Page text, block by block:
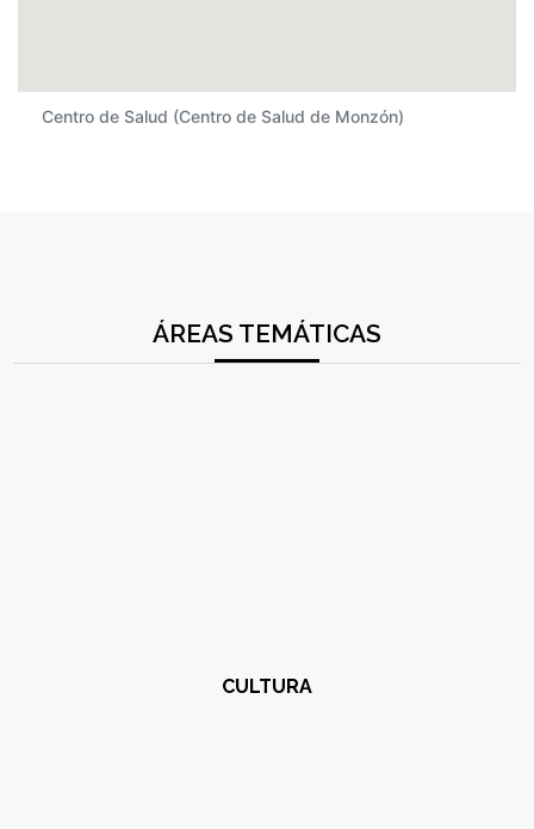
Centro de Salud (Centro de Salud de Monzón)
ÁREAS TEMÁTICAS
CULTURA